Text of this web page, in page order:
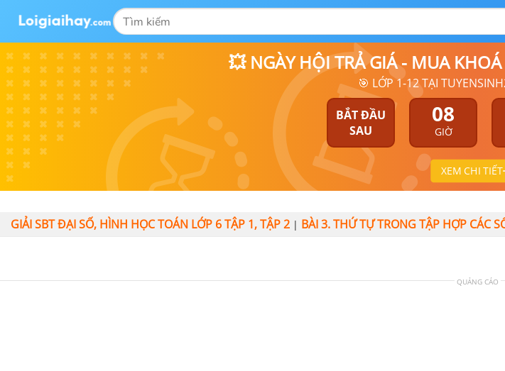
💥 NGÀY HỘI TRẢ GIÁ - MUA
🎯 LỚP 1-12 TẠI
BẮT ĐẦU
SAU
08
GIỜ
XEM CHI TIẾT
GIẢI SBT ĐẠI SỐ, HÌNH HỌC TOÁN LỚP 6 TẬP 1, TẬP 2 | BÀI 3. THỨ TỰ TRONG TẬP HỢP CÁC
QUẢNG CÁO